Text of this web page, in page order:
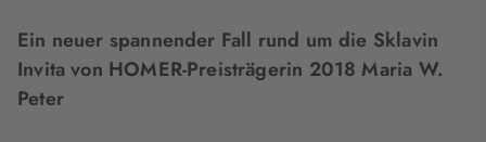
Ein neuer spannender Fall rund um die Sklavin
Invita von HOMER-Preisträgerin 2018 Maria W.
Peter